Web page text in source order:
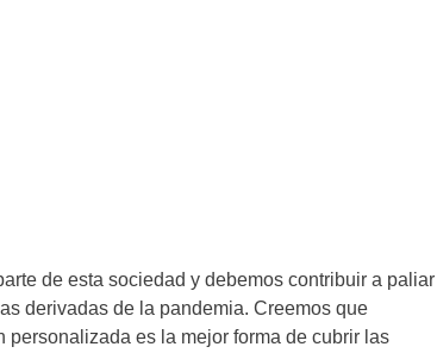
de esta sociedad y debemos contribuir a paliar
derivadas de la pandemia. Creemos que
personalizada es la mejor forma de cubrir las